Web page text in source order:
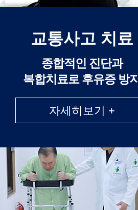
교통사고 치료
종합적인 진단과
복합치료로 후유증 방지
자세히보기 +